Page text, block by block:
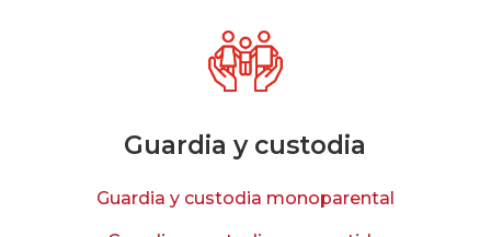
Guardia y custodia
Guardia y custodia monoparental